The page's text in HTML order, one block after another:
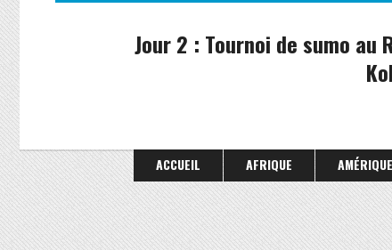
Jour 2 : Tournoi de sumo au
ACCUEIL AFRIQUE